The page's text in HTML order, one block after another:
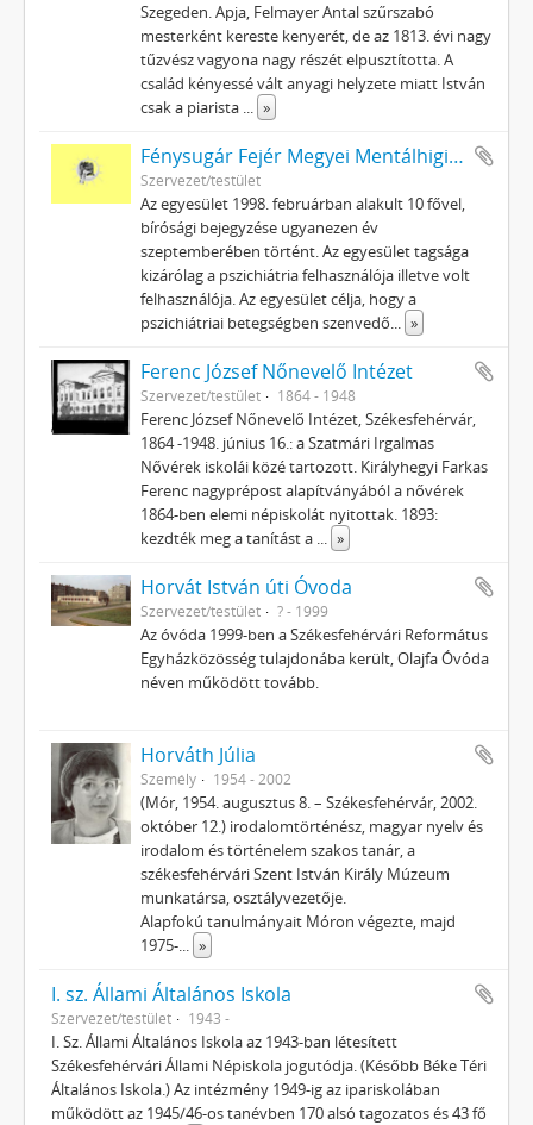
Szegeden. Apja, Felmayer Antal szűrszabó
mesterként kereste kenyerét, de az 1813. évi nagy
tűzvész vagyona nagy részét elpusztította. A
család kényessé vált anyagi helyzete miatt István
csak a piarista ... »
Fénysugár Fejér Megyei Mentálhigiénés Betegek Egyesülete
Szervezet/testület
Az egyesület 1998. februárban alakult 10 fővel,
bírósági bejegyzése ugyanezen év
szeptemberében történt. Az egyesület tagsága
kizárólag a pszichiátria felhasználója illetve volt
felhasználója. Az egyesület célja, hogy a
pszichiátriai betegségben szenvedő... »
Ferenc József Nőnevelő Intézet
Szervezet/testület 1864 - 1948
Ferenc József Nőnevelő Intézet, Székesfehérvár,
1864 -1948. június 16.: a Szatmári Irgalmas
Nővérek iskolái közé tartozott. Királyhegyi Farkas
Ferenc nagyprépost alapítványából a nővérek
1864-ben elemi népiskolát nyitottak. 1893:
kezdték meg a tanítást a ... »
Horvát István úti Óvoda
Szervezet/testület ? - 1999
Az óvóda 1999-ben a Székesfehérvári Református
Egyházközösség tulajdonába került, Olajfa Óvóda
néven működött tovább.
Horváth Júlia
Személy 1954 - 2002
(Mór, 1954. augusztus 8. – Székesfehérvár, 2002.
október 12.) irodalomtörténész, magyar nyelv és
irodalom és történelem szakos tanár, a
székesfehérvári Szent István Király Múzeum
munkatársa, osztályvezetője.
Alapfokú tanulmányait Móron végezte, majd
1975-... »
I. sz. Állami Általános Iskola
Szervezet/testület 1943 -
I. Sz. Állami Általános Iskola az 1943-ban létesített
Székesfehérvári Állami Népiskola jogutódja. (Később Béke Téri
Általános Iskola.) Az intézmény 1949-ig az ipariskolában
működött az 1945/46-os tanévben 170 alsó tagozatos és 43 fő